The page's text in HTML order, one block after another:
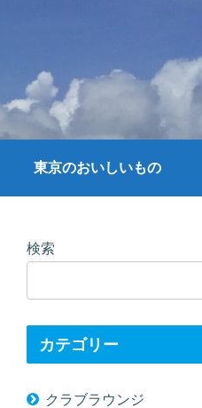
東京のおいしいもの
検索
カテゴリー
クラブラウンジ